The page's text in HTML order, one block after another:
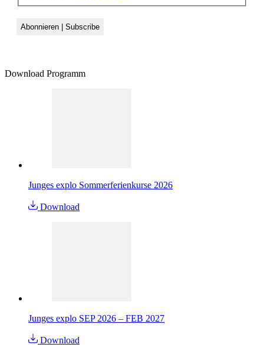
Download Programm
Junges explo Sommerferienkurse 2026
Download
Junges explo SEP 2026 – FEB 2027
Download